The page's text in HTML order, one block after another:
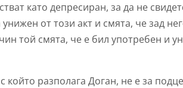
като депресиран, за да не
от този акт и смята, че зад
той смята, че е бил употребен и
който разполага Доган, не е за